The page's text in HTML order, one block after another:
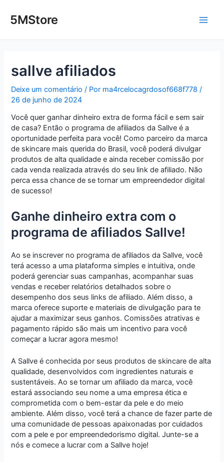
para5MStore
sallve afiliados
Deixe um comentário / Por ma4rcelocagrdosof668f778/
26 de junho de 2024
Você quer ganhar dinheiro extra de forma fácil e sem sair
de casa? Então o programa de afiliados da Sallve é a
oportunidade perfeita para você! Como parceiro da marca
de skincare mais querida do Brasil, você poderá divulgar
produtos de alta qualidade e ainda receber comissão por
cada venda realizada através do seu link de afiliado. Não
perca essa chance de se tornar um empreendedor digital
de sucesso!
Ganhe dinheiro extra com o
programa de afiliados Sallve!
Ao se inscrever no programa de afiliados da Sallve, você
terá acesso a uma plataforma simples e intuitiva, onde
poderá gerenciar suas campanhas, acompanhar suas
vendas e receber relatórios detalhados sobre o
desempenho dos seus links de afiliado. Além disso, a
marca oferece suporte e materiais de divulgação para te
ajudar a maximizar seus ganhos. Comissões atrativas e
pagamento rápido são mais um incentivo para você
começar a lucrar agora mesmo!
A Sallve é conhecida por seus produtos de skincare de alta
qualidade, desenvolvidos com ingredientes naturais e
sustentáveis. Ao se tornar um afiliado da marca, você
estará associando seu nome a uma empresa ética e
comprometida com o bem-estar da pele e do meio
ambiente. Além disso, você terá a chance de fazer parte de
uma comunidade de pessoas apaixonadas por cuidados
com a pele e por empreendedorismo digital. Junte-se a
nós e comece a lucrar com a Sallve hoje!
navigation